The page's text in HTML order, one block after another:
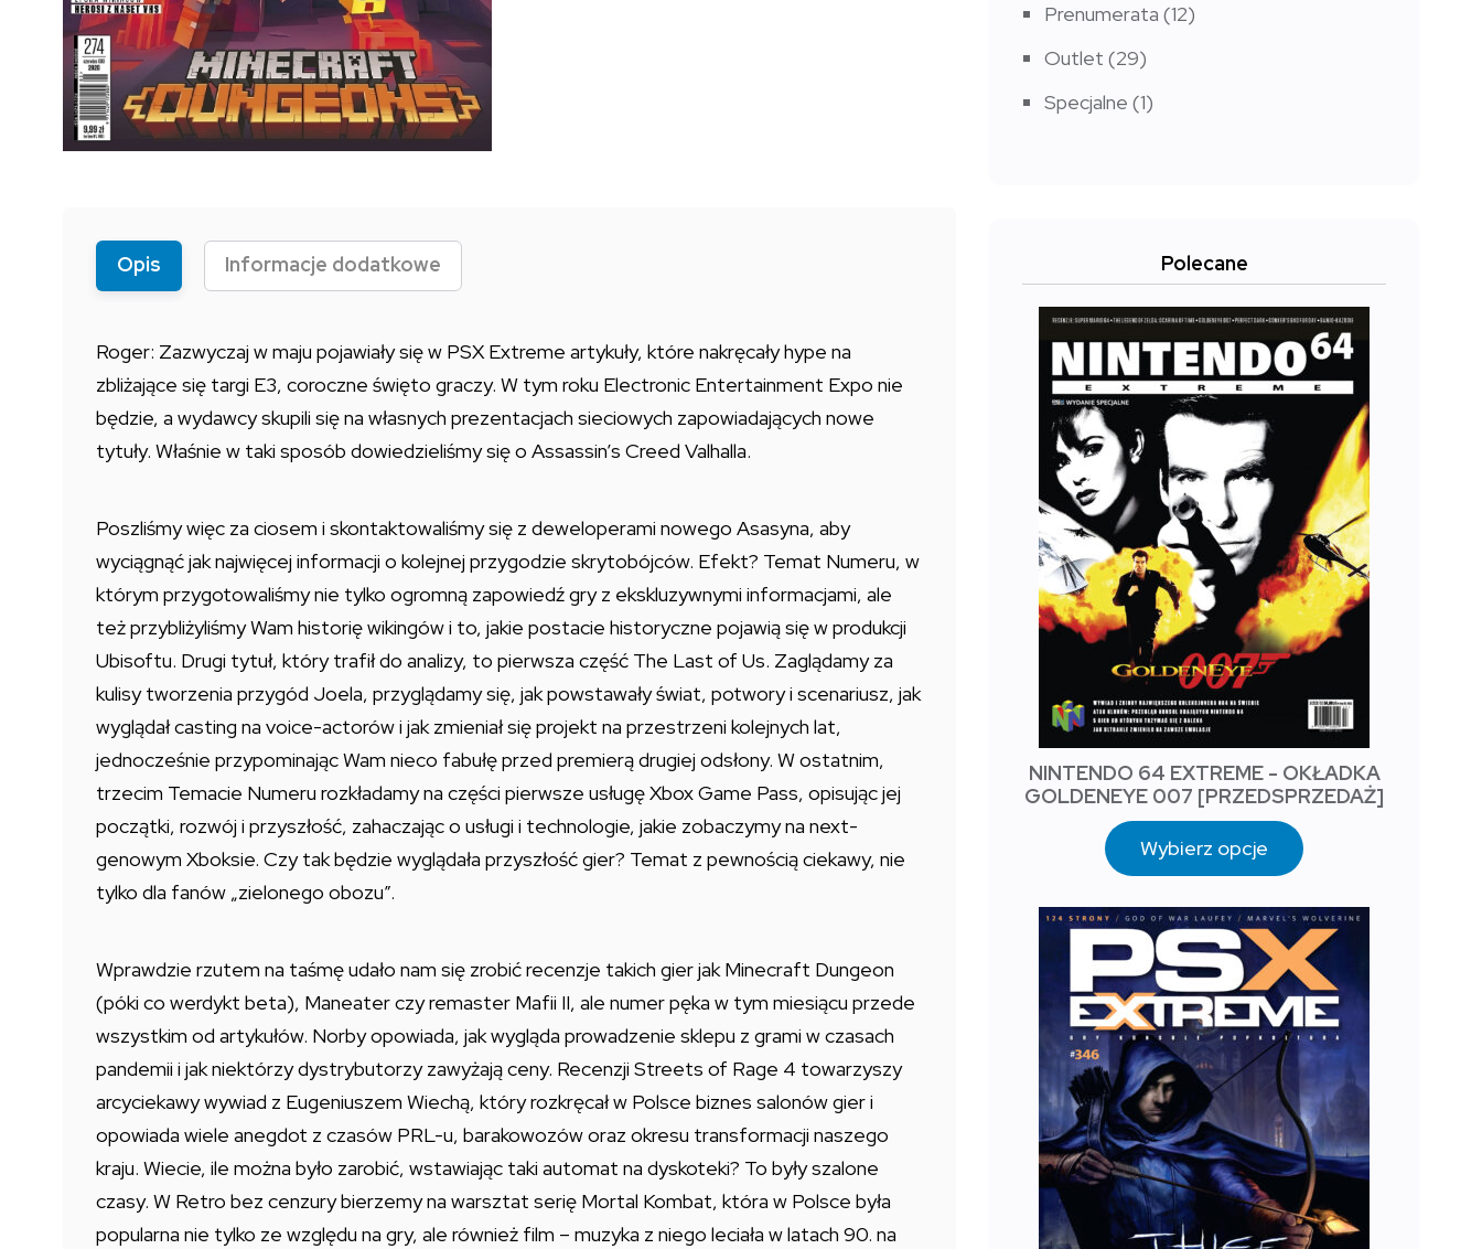
Opis Informacje dodatkowe
Roger: Zazwyczaj w maju pojawiały się w PSX Extreme artykuły, które nakręcały hype na
zbliżające się targi E3, coroczne święto graczy. W tym roku Electronic Entertainment Expo nie
będzie, a wydawcy skupili się na własnych prezentacjach sieciowych zapowiadających nowe
tytuły. Właśnie w taki sposób dowiedzieliśmy się o Assassin’s Creed Valhalla.
Poszliśmy więc za ciosem i skontaktowaliśmy się z deweloperami nowego Asasyna, aby
wyciągnąć jak najwięcej informacji o kolejnej przygodzie skrytobójców. Efekt? Temat Numeru, w
którym przygotowaliśmy nie tylko ogromną zapowiedź gry z ekskluzywnymi informacjami, ale
też przybliżyliśmy Wam historię wikingów i to, jakie postacie historyczne pojawią się w produkcji
Ubisoftu. Drugi tytuł, który trafił do analizy, to pierwsza część The Last of Us. Zaglądamy za
kulisy tworzenia przygód Joela, przyglądamy się, jak powstawały świat, potwory i scenariusz, jak
wyglądał casting na voice-actorów i jak zmieniał się projekt na przestrzeni kolejnych lat,
jednocześnie przypominając Wam nieco fabułę przed premierą drugiej odsłony. W ostatnim,
trzecim Temacie Numeru rozkładamy na części pierwsze usługę Xbox Game Pass, opisując jej
początki, rozwój i przyszłość, zahaczając o usługi i technologie, jakie zobaczymy na next-
genowym Xboksie. Czy tak będzie wyglądała przyszłość gier? Temat z pewnością ciekawy, nie
tylko dla fanów „zielonego obozu”.
Wprawdzie rzutem na taśmę udało nam się zrobić recenzje takich gier jak Minecraft Dungeon
(póki co werdykt beta), Maneater czy remaster Mafii II, ale numer pęka w tym miesiącu przede
wszystkim od artykułów. Norby opowiada, jak wygląda prowadzenie sklepu z grami w czasach
pandemii i jak niektórzy dystrybutorzy zawyżają ceny. Recenzji Streets of Rage 4 towarzyszy
arcyciekawy wywiad z Eugeniuszem Wiechą, który rozkręcał w Polsce biznes salonów gier i
opowiada wiele anegdot z czasów PRL-u, barakowozów oraz okresu transformacji naszego
kraju. Wiecie, ile można było zarobić, wstawiając taki automat na dyskoteki? To były szalone
czasy. W Retro bez cenzury bierzemy na warsztat serię Mortal Kombat, która w Polsce była
popularna nie tylko ze względu na gry, ale również film – muzyka z niego leciała w latach 90. na
Prenumerata (12)
Outlet (29)
Specjalne (1)
Polecane
NINTENDO 64 EXTREME - OKŁADKA
GOLDENEYE 007 [PRZEDSPRZEDAŻ]
Wybierz opcje